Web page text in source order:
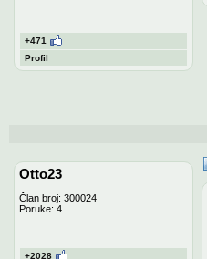
+471
Profil
Otto23
Član broj: 300024
Poruke: 4
+2028